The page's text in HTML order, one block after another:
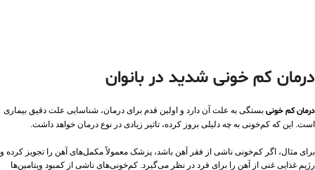
درمان کم خونی شدید در بانوان
درمان کم‌ خونی بستگی به علت آن دارد و اولین قدم برای درمان، شناسایی علت دقیق بیماری
است. این که کم‌خونی به چه دلیلی بروز کرده، تاثیر زیادی در نوع درمان خواهد داشت.
برای مثال، اگر کم‌خونی ناشی از فقر آهن باشد، پزشک معمولاً مکمل‌های آهن را تجویز کرده و
رژیم غذایی غنی از آهن را برای فرد در نظر می‌گیرد. کم‌خونی‌های ناشی از کمبود ویتامین‌ها